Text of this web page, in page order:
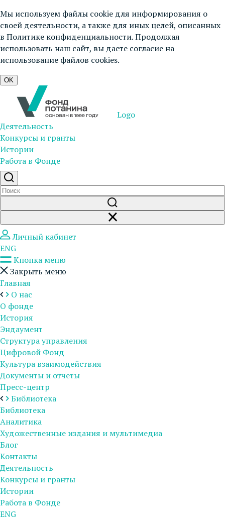
Мы используем файлы cookie для информирования о
своей деятельности, а также для иных целей, описанных
в Политике конфиденциальности. Продолжая
использовать наш сайт, вы даете согласие на
использование файлов cookies.
OK
Logo
Деятельность
Конкурсы и гранты
Истории
Работа в Фонде
Личный кабинет
ENG
Кнопка меню
Закрыть меню
Главная
О нас
О фонде
История
Эндаумент
Структура управления
Цифровой Фонд
Культура взаимодействия
Документы и отчеты
Пресс-центр
Библиотека
Библиотека
Аналитика
Художественные издания и мультимедиа
Блог
Контакты
Деятельность
Конкурсы и гранты
Истории
Работа в Фонде
ENG